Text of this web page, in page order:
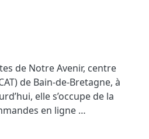
de Notre Avenir, centre
de Bain-de-Bretagne, à
elle s’occupe de la
en ligne …